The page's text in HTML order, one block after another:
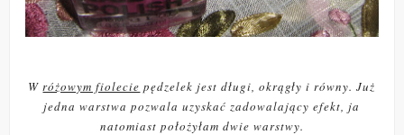
Wróżowym fiolecie pędzelek jest długi, okrągły i równy. Już
jedna warstwa pozwala uzyskać zadowalający efekt, ja
natomiast położyłam dwie warstwy.